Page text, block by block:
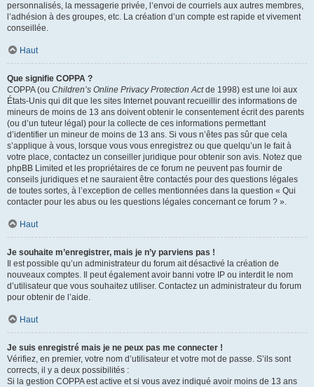
personnalisés, la messagerie privée, l’envoi de courriels aux autres membres,
l’adhésion à des groupes, etc. La création d’un compte est rapide et vivement
conseillée.
Haut
Que signifie COPPA ?
COPPA (ou Children’s Online Privacy Protection Actde 1998) est une loi aux
États-Unis qui dit que les sites Internet pouvant recueillir des informations de
mineurs de moins de 13 ans doivent obtenir le consentement écrit des parents
(ou d’un tuteur légal) pour la collecte de ces informations permettant
d’identifier un mineur de moins de 13 ans. Si vous n’êtes pas sûr que cela
s’applique à vous, lorsque vous vous enregistrez ou que quelqu’un le fait à
votre place, contactez un conseiller juridique pour obtenir son avis. Notez que
phpBB Limited et les propriétaires de ce forum ne peuvent pas fournir de
conseils juridiques et ne sauraient être contactés pour des questions légales
de toutes sortes, à l’exception de celles mentionnées dans la question « Qui
contacter pour les abus ou les questions légales concernant ce forum ? ».
Haut
Je souhaite m’enregistrer, mais je n’y parviens pas !
Il est possible qu’un administrateur du forum ait désactivé la création de
nouveaux comptes. Il peut également avoir banni votre IP ou interdit le nom
d’utilisateur que vous souhaitez utiliser. Contactez un administrateur du forum
pour obtenir de l’aide.
Haut
Je suis enregistré mais je ne peux pas me connecter !
Vérifiez, en premier, votre nom d’utilisateur et votre mot de passe. S’ils sont
corrects, il y a deux possibilités :
Si la gestion COPPA est active et si vous avez indiqué avoir moins de 13 ans